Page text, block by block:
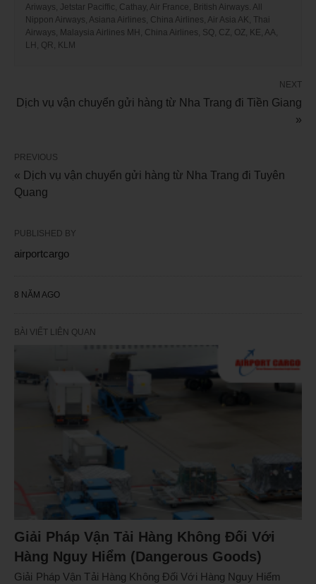
Ariways, Jetstar Paciffic, Cathay, Air France, British Airways. All
Nippon Airways, Asiana Airlines, China Airlines, Air Asia AK, Thai
Airways, Malaysia Airlines MH, China Airlines, SQ, CZ, OZ, KE, AA,
LH, QR, KLM
NEXT
Dịch vụ vận chuyển gửi hàng từ Nha Trang đi Tiền Giang
»
PREVIOUS
« Dịch vụ vận chuyển gửi hàng từ Nha Trang đi Tuyên
Quang
PUBLISHED BY
airportcargo
8 NĂM AGO
BÀI VIẾT LIÊN QUAN
Giải Pháp Vận Tải Hàng Không Đối Với
Hàng Nguy Hiểm (Dangerous Goods)
Giải Pháp Vận Tải Hàng Không Đối Với Hàng Nguy Hiểm